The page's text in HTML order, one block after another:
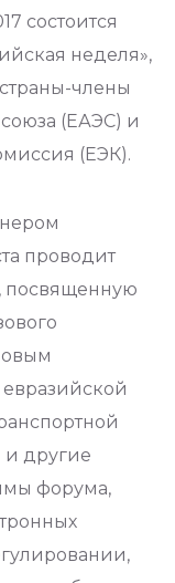
состоится
неделя»,
члены
(ЕАЭС) и
(ЕЭК).
проводит
посвященную
и другие
форума,